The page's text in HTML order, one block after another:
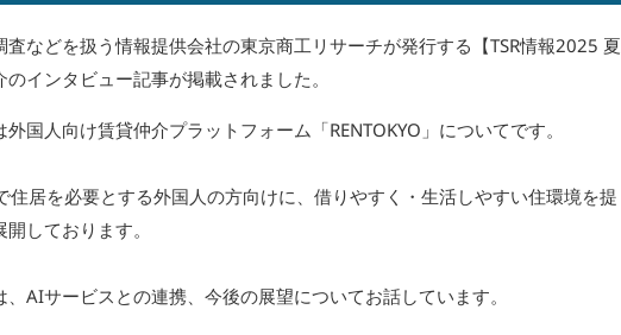
などを扱う情報提供会社の東京商工リサーチが発行する【TSR情報2025 夏
インタビュー記事が掲載されました。
国人向け賃貸仲介プラットフォーム「RENTOKYO」についてです。
住居を必要とする外国人の方向けに、借りやすく・生活しやすい住環境を提
しております。
AIサービスとの連携、今後の展望についてお話しています。